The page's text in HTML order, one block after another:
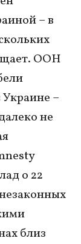
– в
ООН
–
не
о 22
близ